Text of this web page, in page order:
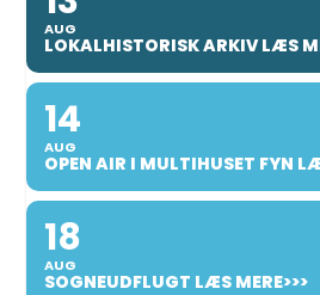
AUG
LOKALHISTORISK ARKIV LÆS
14
AUG
OPEN AIR I MULTIHUSET FYN
18
AUG
SOGNEUDFLUGT LÆS MERE>>>